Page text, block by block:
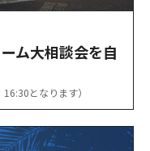
ム大相談会を自
となります）